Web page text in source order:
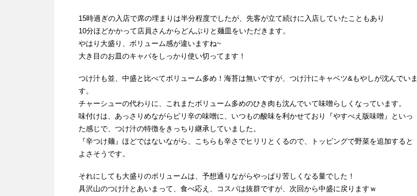
15時過ぎの入店で席の埋まりは半分程度でしたが、先客が立て続けに入店していたこともあり
10分ほどかかって店員さんからどんぶりと麺皿をいただきます。
やはり大盛り、ボリューム感が違いますね~
大き目のお皿のキャパをしっかり使い切ってます！
つけ汁も並、中盛と比べてボリューム多め！海苔は無いですが、つけ汁にキャベツ&もやしが沈んでいま
す。
チャーシューの代わりに、これまたボリューム多めのひき肉も沈んでいて味噌らしくなっています。
味付けは、あっさりめながらピリ辛の味噌に、いつもの酸味を利かせており『やすべえ版味噌』といっ
た感じで、つけ汁の特徴をきっちり継承していました。
『辛つけ麺』ほどではないながら、こちらも辛さでヒリリとくるので、トッピングで野菜を追加すると
よさそうです。
それにしても大盛りのボリュームは、予想通りながらやっぱり苦しくなる量でした！
具沢山のつけ汁とあいまって、食べ応え、コスパは抜群ですが、次回から中盛に戻りますｗ